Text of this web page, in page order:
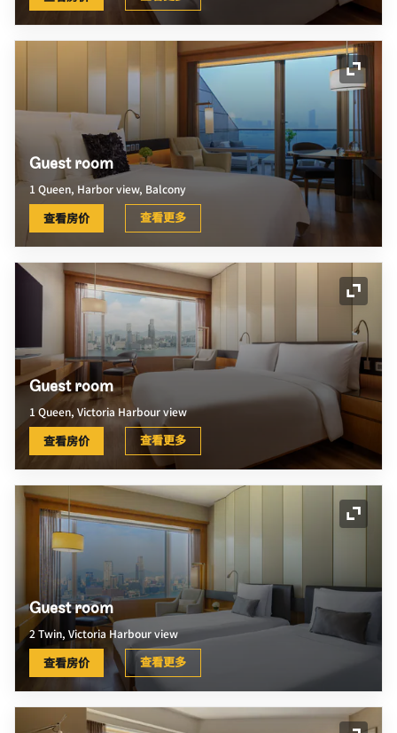
展开
Guest room
1 Queen, Harbor view, Balcony
查看房价 查看更多
展开
Guest room
1 Queen, Victoria Harbour view
查看房价 查看更多
展开
Guest room
2 Twin, Victoria Harbour view
查看房价 查看更多